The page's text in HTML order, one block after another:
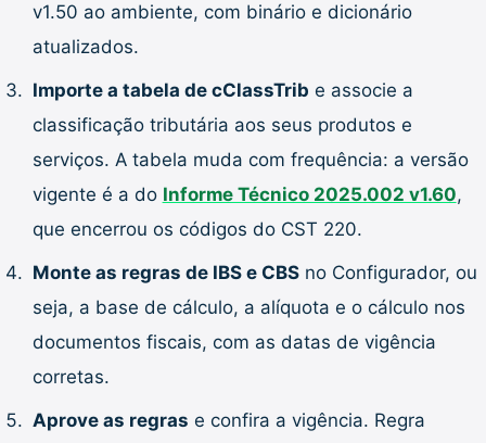
v1.50 ao ambiente, com binário e dicionário
atualizados.
Importe a tabela de cClassTrib e associe a
classificação tributária aos seus produtos e
serviços. A tabela muda com frequência: a versão
vigente é a do Informe Técnico 2025.002 v1.60,
que encerrou os códigos do CST 220.
Monte as regras de IBS e CBSno Configurador, ou
seja, a base de cálculo, a alíquota e o cálculo nos
documentos fiscais, com as datas de vigência
corretas.
Aprove as regras e confira a vigência. Regra